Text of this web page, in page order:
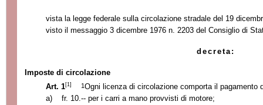
vista la legge federale sulla circolazione stradale del 19
visto il messaggio 3 dicembre 1976 n. 2203 del Consiglio di
decreta:
Imposte di circolazione
Art. 1[1] 1Ogni licenza di circolazione comporta il pagamento
a)
fr. 10.-- per i carri a mano provvisti di motore;